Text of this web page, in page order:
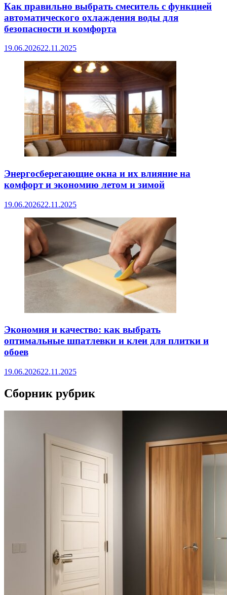
Как правильно выбрать смеситель с функцией
автоматического охлаждения воды для
безопасности и комфорта
19.06.202622.11.2025
Энергосберегающие окна и их влияние на
комфорт и экономию летом и зимой
19.06.202622.11.2025
Экономия и качество: как выбрать
оптимальные шпатлевки и клеи для плитки и
обоев
19.06.202622.11.2025
Сборник рубрик